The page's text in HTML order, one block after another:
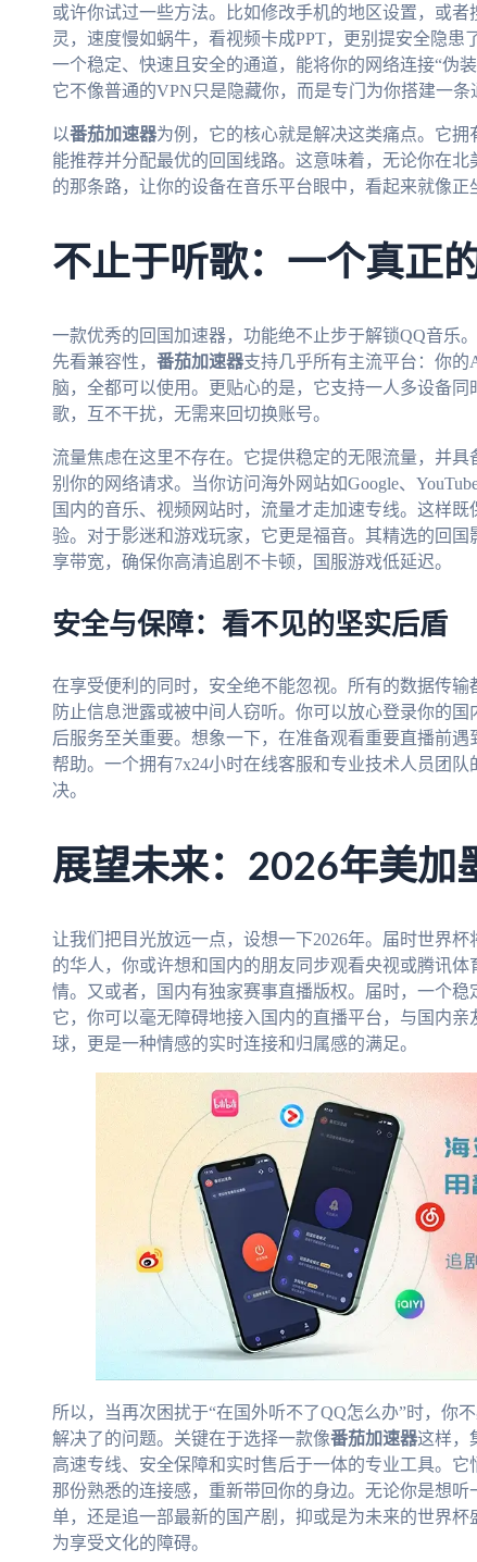
或许你试过一些方法。比如修改手机的地区设置，或
灵，速度慢如蜗牛，看视频卡成PPT，更别提安全隐
一个稳定、快速且安全的通道，能将你的网络连接“伪
它不像普通的VPN只是隐藏你，而是专门为你搭建一条
以番茄加速器为例，它的核心就是解决这类痛点。它
能推荐并分配最优的回国线路。这意味着，无论你在
的那条路，让你的设备在音乐平台眼中，看起来就像正
不止于听歌：一个真正
一款优秀的回国加速器，功能绝不止步于解锁QQ音乐
先看兼容性， 番茄加速器支持几乎所有主流平台：你的
脑，全都可以使用。更贴心的是，它支持一人多设备
歌，互不干扰，无需来回切换账号。
流量焦虑在这里不存在。它提供稳定的无限流量，并
别你的网络请求。当你访问海外网站如Google、
国内的音乐、视频网站时，流量才走加速专线。这样
验。对于影迷和游戏玩家，它更是福音。其精选的回
享带宽，确保你高清追剧不卡顿，国服游戏低延迟。
安全与保障：看不见的坚实后盾
在享受便利的同时，安全绝不能忽视。所有的数据传
防止信息泄露或被中间人窃听。你可以放心登录你的
后服务至关重要。想象一下，在准备观看重要直播前
帮助。一个拥有7x24小时在线客服和专业技术人员团
决。
展望未来：2026年美加
让我们把目光放远一点，设想一下2026年。届时世界
的华人，你或许想和国内的朋友同步观看央视或腾讯
情。又或者，国内有独家赛事直播版权。届时，一个
它，你可以毫无障碍地接入国内的直播平台，与国内
球，更是一种情感的实时连接和归属感的满足。
所以，当再次困扰于“在国外听不了QQ怎么办”时，你
解决了的问题。关键在于选择一款像番茄加速器这样，
高速专线、安全保障和实时售后于一体的专业工具。
那份熟悉的连接感，重新带回你的身边。无论你是想
单，还是追一部最新的国产剧，抑或是为未来的世界
为享受文化的障碍。